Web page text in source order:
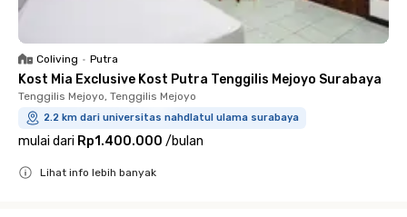
Coliving • Putra
Kost Mia Exclusive Kost Putra Tenggilis Mejoyo Surabaya
Tenggilis Mejoyo, Tenggilis Mejoyo
2.2 km dari universitas nahdlatul ulama surabaya
mulai dari Rp1.400.000 /bulan
Lihat info lebih banyak